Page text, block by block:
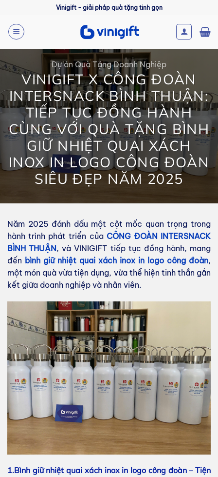
nội
dung
Vinigift - giải pháp quà tặng tinh gọn
Dự án Quà Tặng Doanh Nghiệp
VINIGIFT X CÔNG ĐOÀN
INTERSNACK BÌNH THUẬN:
TIẾP TỤC ĐỒNG HÀNH
CÙNG VỚI QUÀ TẶNG BÌNH
GIỮ NHIỆT QUAI XÁCH
INOX IN LOGO CÔNG ĐOÀN
SIÊU ĐẸP NĂM 2025
Năm 2025 đánh dấu một cột mốc quan trọng trong
hành trình phát triển của CÔNG ĐOÀN INTERSNACK
BÌNH THUẬN, và VINIGIFT tiếp tục đồng hành, mang
đến bình giữ nhiệt quai xách inox in logo công đoàn,
một món quà vừa tiện dụng, vừa thể hiện tinh thần gắn
kết giữa doanh nghiệp và nhân viên.
1.Bình giữ nhiệt quai xách inox in logo công đoàn – Tiện